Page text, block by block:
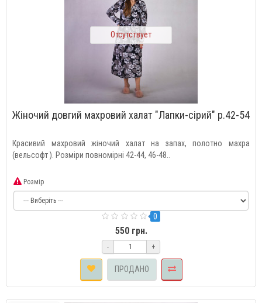
Отсутствует
Жіночий довгий махровий халат "Лапки-сірий" р.42-54
Красивий махровий жіночий халат на запах, полотно махра
(вельсофт ). Розміри повномірні 42-44, 46-48..
Розмір
0
550 грн.
- +
ПРОДАНО